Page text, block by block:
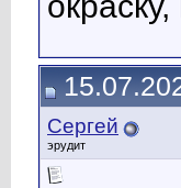
Сергей
эрудит